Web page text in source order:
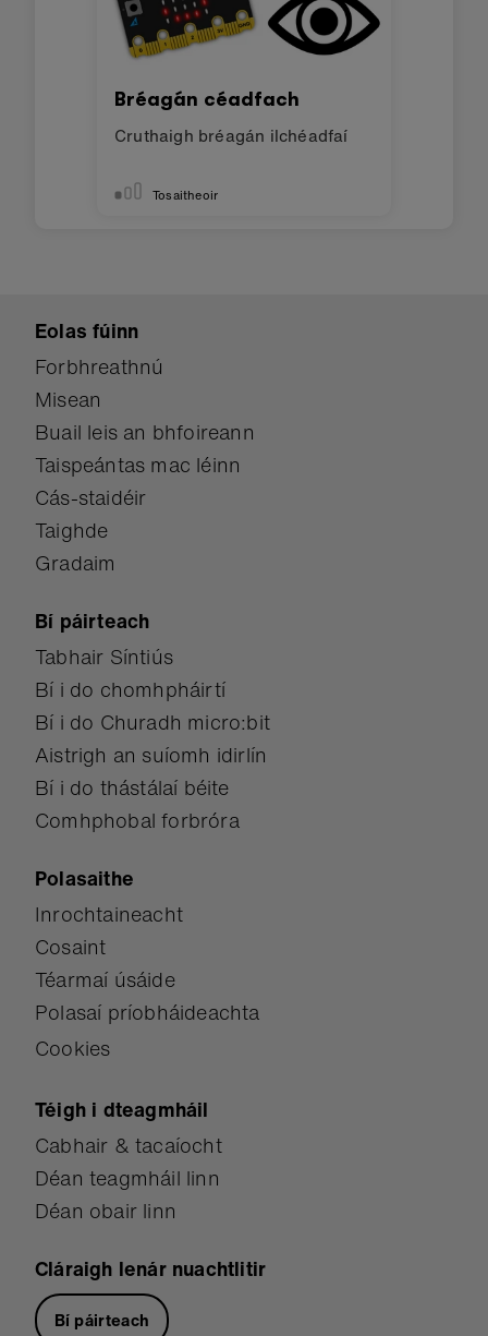
Bréagán céadfach
Cruthaigh bréagán ilchéadfaí
Tosaitheoir
Eolas fúinn
Forbhreathnú
Misean
Buail leis an bhfoireann
Taispeántas mac léinn
Cás-staidéir
Taighde
Gradaim
Bí páirteach
Tabhair Síntiús
Bí i do chomhpháirtí
Bí i do Churadh micro:bit
Aistrigh an suíomh idirlín
Bí i do thástálaí béite
Comhphobal forbróra
Polasaithe
Inrochtaineacht
Cosaint
Téarmaí úsáide
Polasaí príobháideachta
Cookies
Téigh i dteagmháil
Cabhair & tacaíocht
Déan teagmháil linn
Déan obair linn
Cláraigh lenár nuachtlitir
Bí páirteach